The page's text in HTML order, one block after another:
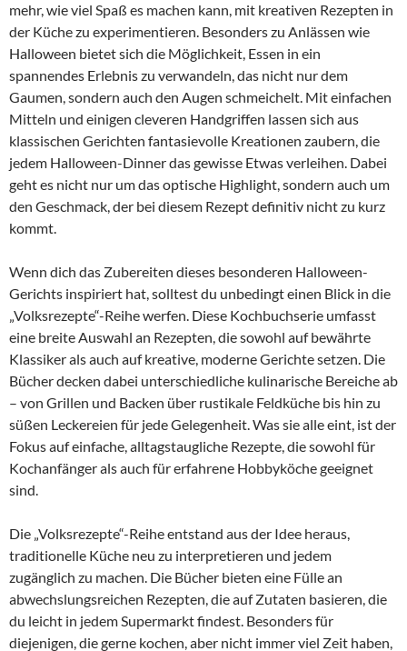
mehr, wie viel Spaß es machen kann, mit kreativen Rezepten in
der Küche zu experimentieren. Besonders zu Anlässen wie
Halloween bietet sich die Möglichkeit, Essen in ein
spannendes Erlebnis zu verwandeln, das nicht nur dem
Gaumen, sondern auch den Augen schmeichelt. Mit einfachen
Mitteln und einigen cleveren Handgriffen lassen sich aus
klassischen Gerichten fantasievolle Kreationen zaubern, die
jedem Halloween-Dinner das gewisse Etwas verleihen. Dabei
geht es nicht nur um das optische Highlight, sondern auch um
den Geschmack, der bei diesem Rezept definitiv nicht zu kurz
kommt.
Wenn dich das Zubereiten dieses besonderen Halloween-
Gerichts inspiriert hat, solltest du unbedingt einen Blick in die
„Volksrezepte“-Reihe werfen. Diese Kochbuchserie umfasst
eine breite Auswahl an Rezepten, die sowohl auf bewährte
Klassiker als auch auf kreative, moderne Gerichte setzen. Die
Bücher decken dabei unterschiedliche kulinarische Bereiche ab
– von Grillen und Backen über rustikale Feldküche bis hin zu
süßen Leckereien für jede Gelegenheit. Was sie alle eint, ist der
Fokus auf einfache, alltagstaugliche Rezepte, die sowohl für
Kochanfänger als auch für erfahrene Hobbyköche geeignet
sind.
Die „Volksrezepte“-Reihe entstand aus der Idee heraus,
traditionelle Küche neu zu interpretieren und jedem
zugänglich zu machen. Die Bücher bieten eine Fülle an
abwechslungsreichen Rezepten, die auf Zutaten basieren, die
du leicht in jedem Supermarkt findest. Besonders für
diejenigen, die gerne kochen, aber nicht immer viel Zeit haben,